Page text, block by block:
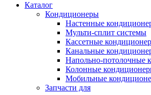
Каталог
Кондиционеры
Настенные
Мульти-сплит системы
Кассетные
Канальные
Напольно-потолочные
Колонные
Мобильные
Запчасти для